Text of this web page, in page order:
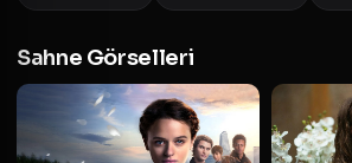
Sahne Görselleri